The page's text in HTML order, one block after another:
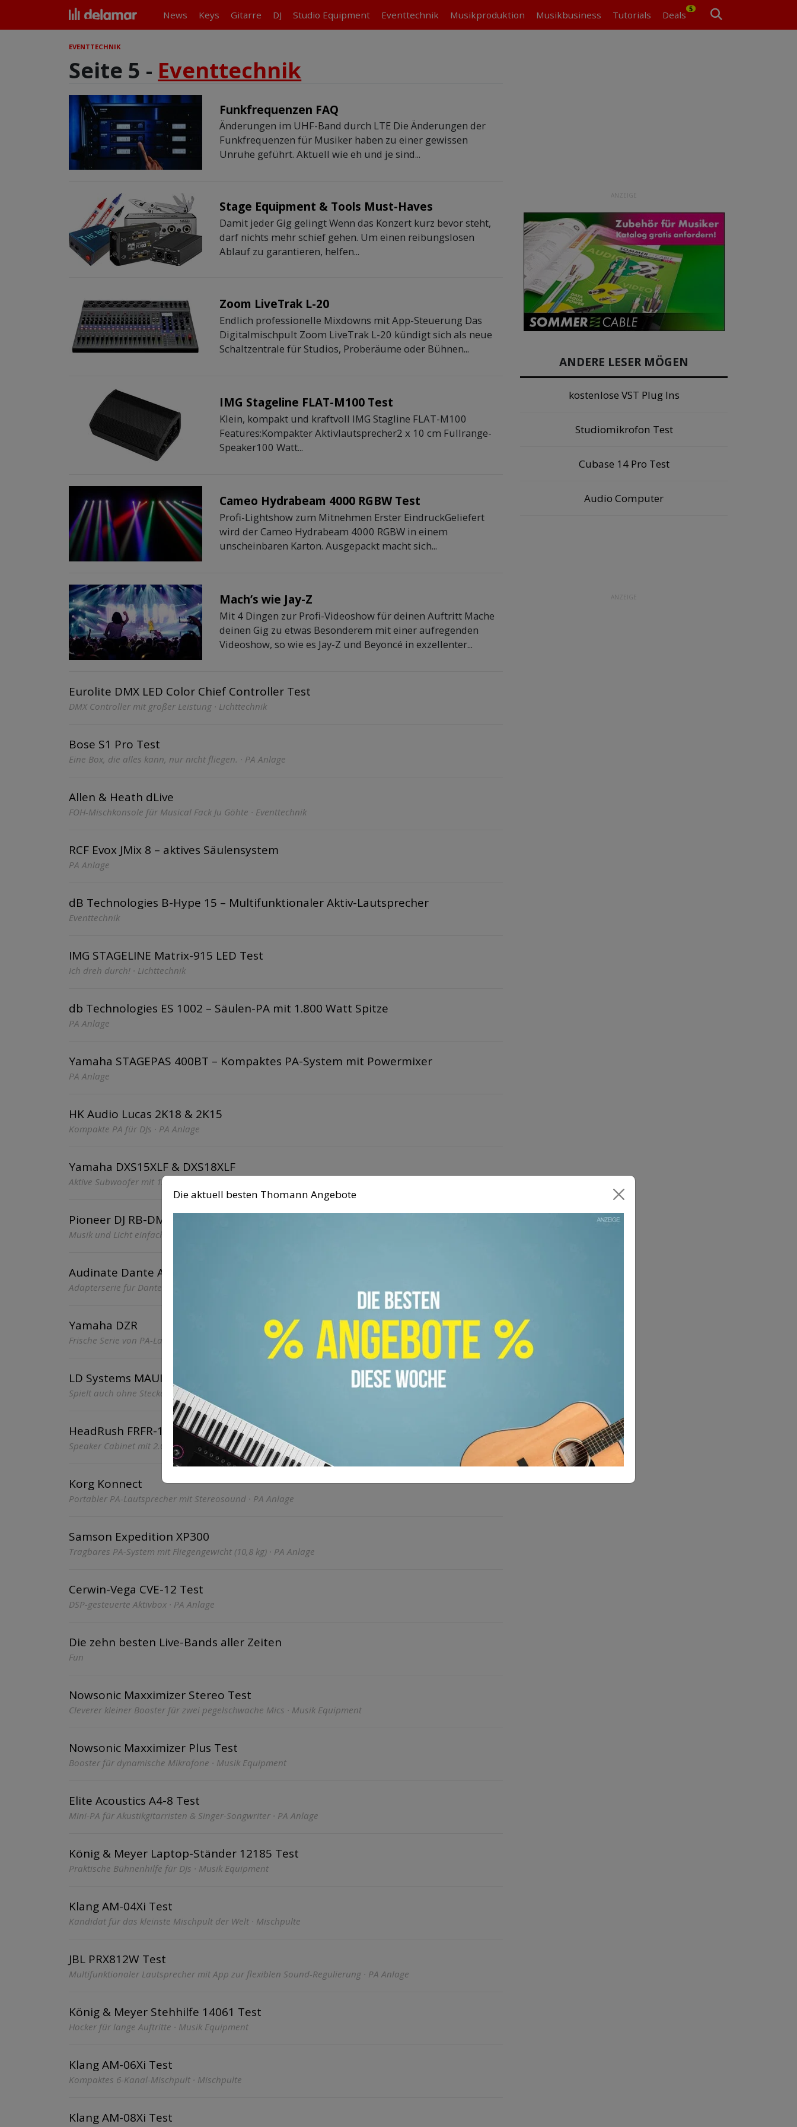
News Keys Gitarre DJ Studio Equipment Eventtechnik Musikproduktion Musikbusiness Tutorials Deals
5
EVENTTECHNIK
Seite 5 - Eventtechnik
Funkfrequenzen FAQ
Änderungen im UHF-Band durch LTE Die Änderungen der
Funkfrequenzen für Musiker haben zu einer gewissen
Unruhe geführt. Aktuell wie eh und je sind...
Stage Equipment & Tools Must-Haves
Damit jeder Gig gelingt Wenn das Konzert kurz bevor steht,
darf nichts mehr schief gehen. Um einen reibungslosen
Ablauf zu garantieren, helfen...
Zoom LiveTrak L-20
Endlich professionelle Mixdowns mit App-Steuerung Das
Digitalmischpult Zoom LiveTrak L-20 kündigt sich als neue
Schaltzentrale für Studios, Proberäume oder Bühnen...
IMG Stageline FLAT-M100 Test
Klein, kompakt und kraftvoll IMG Stagline FLAT-M100
Features:Kompakter Aktivlautsprecher2 x 10 cm Fullrange-
Speaker100 Watt...
Cameo Hydrabeam 4000 RGBW Test
Profi-Lightshow zum Mitnehmen Erster EindruckGeliefert
wird der Cameo Hydrabeam 4000 RGBW in einem
unscheinbaren Karton. Ausgepackt macht sich...
Mach’s wie Jay-Z
Mit 4 Dingen zur Profi-Videoshow für deinen Auftritt Mache
deinen Gig zu etwas Besonderem mit einer aufregenden
Videoshow, so wie es Jay-Z und Beyoncé in exzellenter...
Eurolite DMX LED Color Chief Controller Test
DMX Controller mit großer Leistung · Lichttechnik
Bose S1 Pro Test
Eine Box, die alles kann, nur nicht fliegen. · PA Anlage
Allen & Heath dLive
FOH-Mischkonsole für Musical Fack Ju Göhte · Eventtechnik
RCF Evox JMix 8 – aktives Säulensystem
PA Anlage
dB Technologies B-Hype 15 – Multifunktionaler Aktiv-Lautsprecher
Eventtechnik
IMG STAGELINE Matrix-915 LED Test
Ich dreh durch! · Lichttechnik
db Technologies ES 1002 – Säulen-PA mit 1.800 Watt Spitze
PA Anlage
Yamaha STAGEPAS 400BT – Kompaktes PA-System mit Powermixer
PA Anlage
HK Audio Lucas 2K18 & 2K15
Kompakte PA für DJs · PA Anlage
Yamaha DXS15XLF & DXS18XLF
Aktive Subwoofer mit 136 dB SPL & DSP Power · PA Anlage
Pioneer DJ RB-DMX1
Musik und Licht einfach synchronisieren · DJ
Audinate Dante AVIO
Adapterserie für Dante auf analog / AES3 / USB & vice versa · Eventtechnik
Yamaha DZR
Frische Serie von PA-Lautsprechern mit 2.000 Watt & DSP-Technik · PA Anlage
LD Systems MAUI 5 Go Test
Spielt auch ohne Steckdose · PA Anlage
HeadRush FRFR-112
Speaker Cabinet mit 2.000 Watt · Eventtechnik
Korg Konnect
Portabler PA-Lautsprecher mit Stereosound · PA Anlage
Samson Expedition XP300
Tragbares PA-System mit Fliegengewicht (10,8 kg) · PA Anlage
Cerwin-Vega CVE-12 Test
DSP-gesteuerte Aktivbox · PA Anlage
Die zehn besten Live-Bands aller Zeiten
Fun
Nowsonic Maxximizer Stereo Test
Cleverer kleiner Booster für zwei pegelschwache Mics · Musik Equipment
Nowsonic Maxximizer Plus Test
Booster für dynamische Mikrofone · Musik Equipment
Elite Acoustics A4-8 Test
Mini-PA für Akustikgitarristen & Singer-Songwriter · PA Anlage
König & Meyer Laptop-Ständer 12185 Test
Praktische Bühnenhilfe für DJs · Musik Equipment
Klang AM-04Xi Test
Kandidat für das kleinste Mischpult der Welt · Mischpulte
JBL PRX812W Test
Multifunktionaler Lautsprecher mit App zur flexiblen Sound-Regulierung · PA Anlage
König & Meyer Stehhilfe 14061 Test
Hocker für lange Auftritte · Musik Equipment
Klang AM-06Xi Test
Kompaktes 6-Kanal-Mischpult · Mischpulte
Klang AM-08Xi Test
ANZEIGE
ANDERE LESER MÖGEN
kostenlose VST Plug Ins
Studiomikrofon Test
Cubase 14 Pro Test
Audio Computer
ANZEIGE
Die aktuell besten Thomann Angebote